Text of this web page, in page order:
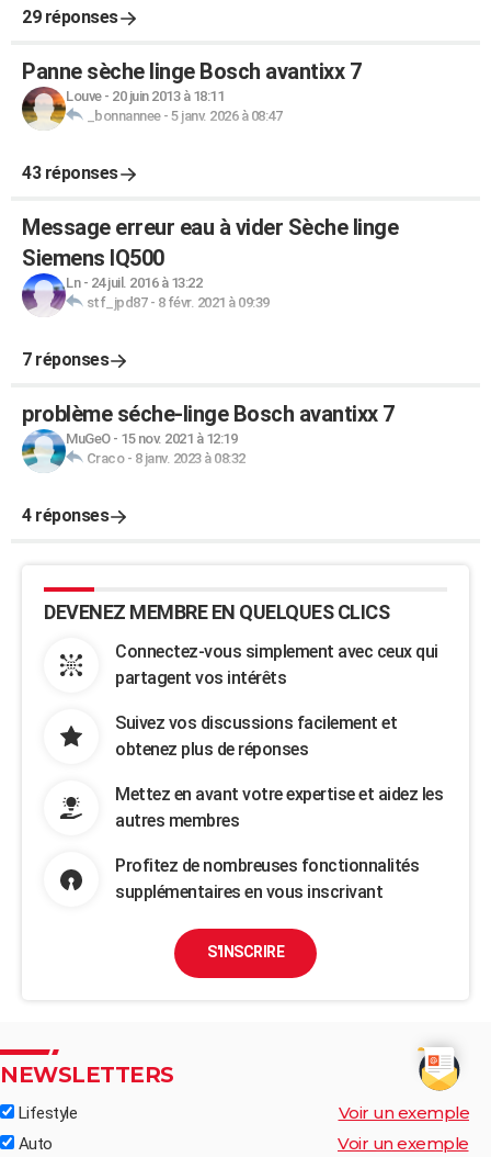
29 réponses
Panne sèche linge Bosch avantixx 7
Louve- 20 juin 2013 à 18:11
_bonnannee- 5 janv. 2026 à 08:47
43 réponses
Message erreur eau à vider Sèche linge
Siemens IQ500
Ln- 24 juil. 2016 à 13:22
stf_jpd87- 8 févr. 2021 à 09:39
7 réponses
problème séche-linge Bosch avantixx 7
MuGeO- 15 nov. 2021 à 12:19
Craco- 8 janv. 2023 à 08:32
4 réponses
DEVENEZ MEMBRE EN QUELQUES CLICS
Connectez-vous simplement avec ceux qui
partagent vos intérêts
Suivez vos discussions facilement et
obtenez plus de réponses
Mettez en avant votre expertise et aidez les
autres membres
Profitez de nombreuses fonctionnalités
supplémentaires en vous inscrivant
S'INSCRIRE
NEWSLETTERS
Lifestyle Voir un exemple
Auto Voir un exemple